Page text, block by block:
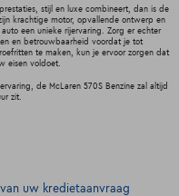
stijl en luxe combineert, dan is de
krachtige motor, opvallende ontwerp en
een unieke rijervaring. Zorg er echter
en betrouwbaarheid voordat je tot
te maken, kun je ervoor zorgen dat
eisen voldoet.
de McLaren 570S Benzine zal altijd
zit.
uw kredietaanvraag